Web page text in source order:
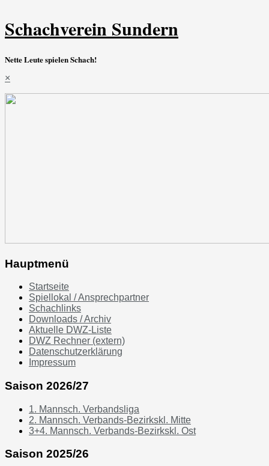
Schachverein Sundern
Nette Leute spielen Schach!
×
Hauptmenü
Startseite
Spiellokal / Ansprechpartner
Schachlinks
Downloads / Archiv
Aktuelle DWZ-Liste
DWZ Rechner (extern)
Datenschutzerklärung
Impressum
Saison 2026/27
1. Mannsch. Verbandsliga
2. Mannsch. Verbands-Bezirkskl. Mitte
3+4. Mannsch. Verbands-Bezirkskl. Ost
Saison 2025/26